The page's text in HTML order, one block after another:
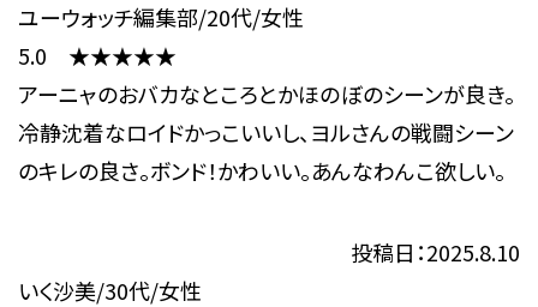
ユーウォッチ編集部/20代/女性
5.0 ★★★★★
アーニャのおバカなところとかほのぼのシーンが良き。
冷静沈着なロイドかっこいいし、ヨルさんの戦闘シーン
のキレの良さ。ボンド！かわいい。あんなわんこ欲しい。
投稿日：2025.8.10
いく沙美/30代/女性